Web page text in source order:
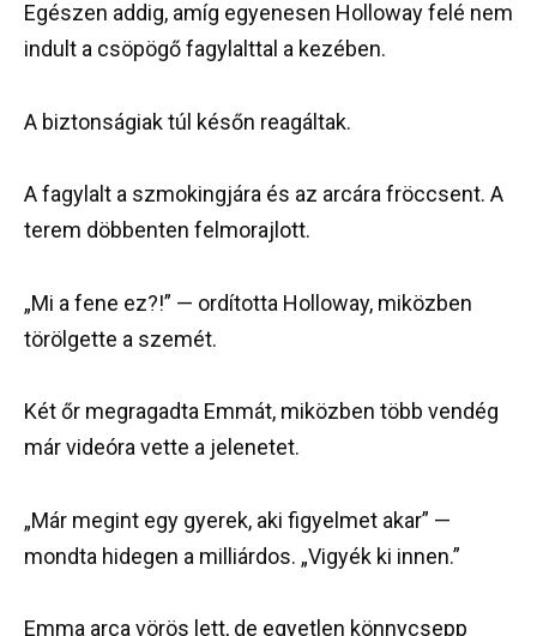
Egészen addig, amíg egyenesen Holloway felé nem
indult a csöpögő fagylalttal a kezében.
A biztonságiak túl későn reagáltak.
A fagylalt a szmokingjára és az arcára fröccsent. A
terem döbbenten felmorajlott.
„Mi a fene ez?!” — ordította Holloway, miközben
törölgette a szemét.
Két őr megragadta Emmát, miközben több vendég
már videóra vette a jelenetet.
„Már megint egy gyerek, aki figyelmet akar” —
mondta hidegen a milliárdos. „Vigyék ki innen.”
Emma arca vörös lett, de egyetlen könnycsepp